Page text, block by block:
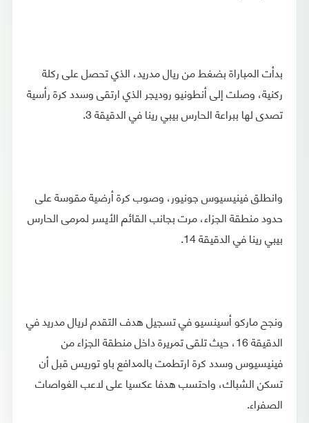
بدأت المباراة بضغط من ريال مدريد، الذي تحصل على ركلة
ركنية، وصلت إلى أنطونيو روديجر الذي ارتقى وسدد كرة رأسية
تصدى لها ببراعة الحارس بيبي رينا في الدقيقة 3.
وانطلق فينيسيوس جونيور، وصوب كرة أرضية مقوسة على
حدود منطقة الجزاء، مرت بجانب القائم الأيسر لمرمى الحارس
بيبي رينا في الدقيقة 14.
ونجح ماركو أسينسيو في تسجيل هدف التقدم لريال مدريد في
الدقيقة 16، حيث تلقى تمريرة داخل منطقة الجزاء من
فينيسيوس وسدد كرة ارتطمت بالمدافع باو توريس قبل أن
تسكن الشباك، واحتسب هدفا عكسيا على لاعب الغواصات
الصفراء.